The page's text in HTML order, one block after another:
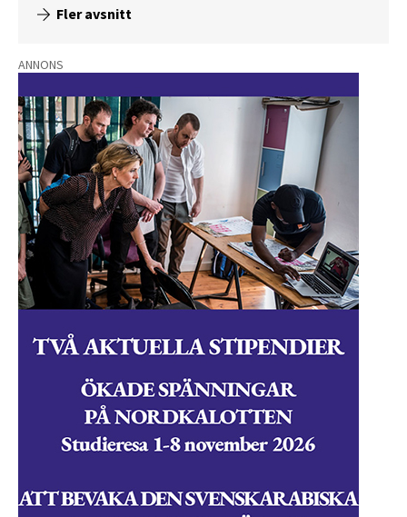
Fler avsnitt
ANNONS